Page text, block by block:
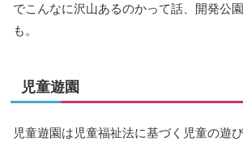
でこんなに沢山あるのかって話、開発公
も。
児童遊園
児童遊園は児童福祉法に基づく児童の遊び